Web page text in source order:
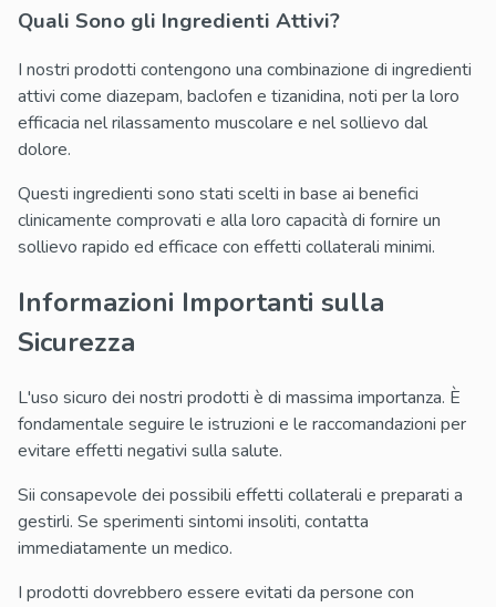
Quali Sono gli Ingredienti Attivi?
I nostri prodotti contengono una combinazione di ingredienti
attivi come diazepam, baclofen e tizanidina, noti per la loro
efficacia nel rilassamento muscolare e nel sollievo dal
dolore.
Questi ingredienti sono stati scelti in base ai benefici
clinicamente comprovati e alla loro capacità di fornire un
sollievo rapido ed efficace con effetti collaterali minimi.
Informazioni Importanti sulla
Sicurezza
L'uso sicuro dei nostri prodotti è di massima importanza. È
fondamentale seguire le istruzioni e le raccomandazioni per
evitare effetti negativi sulla salute.
Sii consapevole dei possibili effetti collaterali e preparati a
gestirli. Se sperimenti sintomi insoliti, contatta
immediatamente un medico.
I prodotti dovrebbero essere evitati da persone con